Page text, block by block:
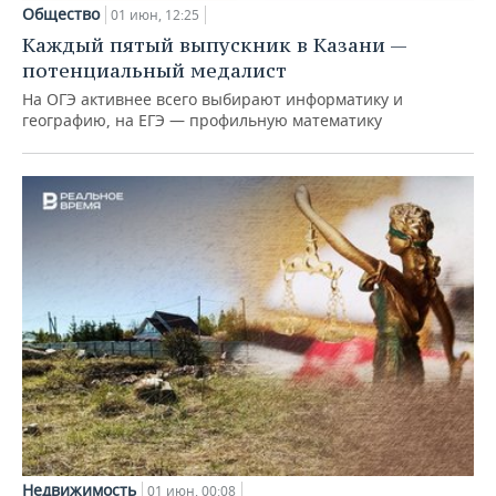
НЕФТЕХИМИЯ
НЕФТЬ
ОПК
ЭНЕРГЕТИКА
РОЗНИЧНАЯ ТОРГОВЛЯ
ТРАНСПОРТ
НОВОСТИ ТЕХНОЛОГИЙ
IT
ТЕЛЕКОММУНИКАЦИИ
МЕРОПРИЯТИЯ
НОВОСТИ МЕРОПРИЯТИЙ
БИЗНЕС-БРАНЧИ
ONLINE-КОНФЕРЕНЦИИ
ОТКРЫТАЯ ЛЕКЦИЯ
СПОРТ
ФУТБОЛ
ВОЛЕЙБОЛ
КИБЕРСПОРТ
ФИГУРНОЕ КАТАНИЕ
НОВОСТИ ОБЩЕСТВА
ИНФРАСТРУКТУРА
ИСТОРИЯ
КУЛЬТУРА
МЕДИЦИНА
ФОТОГАЛЕРЕЯ
СПИСОК ПЕРСОН
СПИСОК КОМПАНИЙ
ПОЛНАЯ ВЕРСИЯ
Общество 01 июн, 12:25
Каждый пятый выпускник в Казани —
потенциальный медалист
На ОГЭ активнее всего выбирают информатику и
географию, на ЕГЭ — профильную математику
Недвижимость 01 июн, 00:08